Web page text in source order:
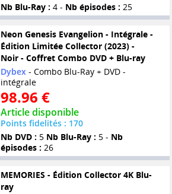
Nb Blu-Ray : 4 - Nb épisodes : 25
Neon Genesis Evangelion - Intégrale -
Édition Limitée Collector (2023) -
Noir - Coffret Combo DVD + Blu-ray
Dybex- Combo Blu-Ray + DVD -
intégrale
98.96 €
Article disponible
Points fidelités : 170
Nb DVD : 5 Nb Blu-Ray : 5 - Nb
épisodes : 26
MEMORIES - Édition Collector 4K Blu-
ray